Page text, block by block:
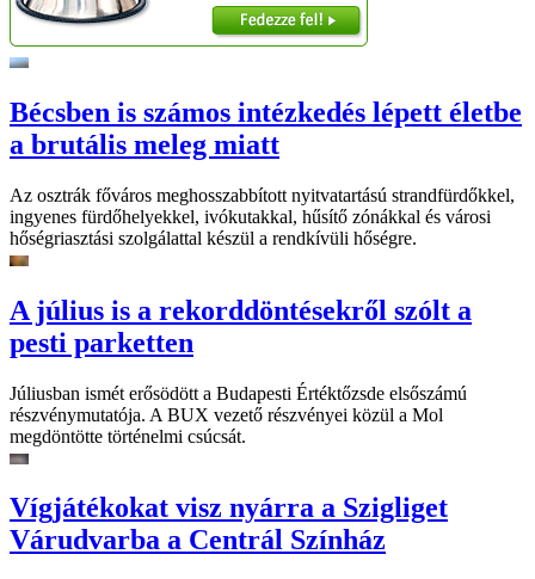
Bécsben is számos intézkedés lépett életbe
a brutális meleg miatt
Az osztrák főváros meghosszabbított nyitvatartású strandfürdőkkel,
ingyenes fürdőhelyekkel, ivókutakkal, hűsítő zónákkal és városi
hőségriasztási szolgálattal készül a rendkívüli hőségre.
A július is a rekorddöntésekről szólt a
pesti parketten
Júliusban ismét erősödött a Budapesti Értéktőzsde elsőszámú
részvénymutatója. A BUX vezető részvényei közül a Mol
megdöntötte történelmi csúcsát.
Vígjátékokat visz nyárra a Szigliget
Várudvarba a Centrál Színház